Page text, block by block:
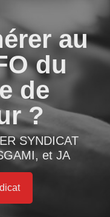
au
du
de
?
SYNDICAT
et JA